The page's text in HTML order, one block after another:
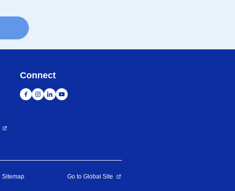
Connect
Sitemap Go to Global Site